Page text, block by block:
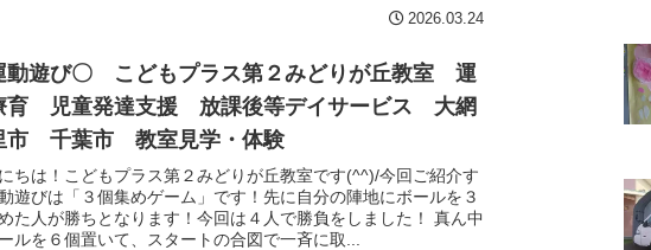
2026.03.24
動遊び〇 こどもプラス第２みどりが丘教室 運
育 児童発達支援 放課後等デイサービス 大網
市 千葉市 教室見学・体験
ちは！こどもプラス第２みどりが丘教室です(^^)/今回ご紹介す
遊びは「３個集めゲーム」です！先に自分の陣地にボールを３
た人が勝ちとなります！今回は４人で勝負をしました！ 真ん中
ルを６個置いて、スタートの合図で一斉に取...